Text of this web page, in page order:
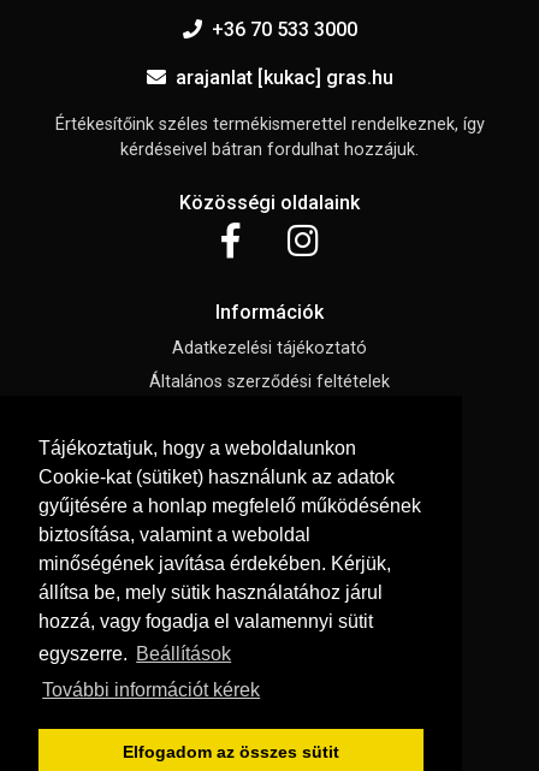
Tájékoztatjuk, hogy a weboldalunkon
Cookie-kat (sütiket) használunk az adatok
gyűjtésére a honlap megfelelő működésének
biztosítása, valamint a weboldal
minőségének javítása érdekében. Kérjük,
állítsa be, mely sütik használatához járul
hozzá, vagy fogadja el valamennyi sütit
egyszerre. Beállítások
További információt kérek
Elfogadom az összes sütit
+36 70 533 3000
arajanlat [kukac] gras.hu
Értékesítőink széles termékismerettel rendelkeznek, így
kérdéseivel bátran fordulhat hozzájuk.
Közösségi oldalaink
Információk
Adatkezelési tájékoztató
Általános szerződési feltételek
Impresszum
Süti beállítások
Menü
Hírek, cikkek
Kapcsolat
Letölthető katalógusok
Rólunk
Szállítási feltételek